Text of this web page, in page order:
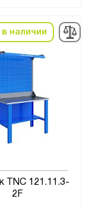
в наличии
TNC 121.11.3-
2F